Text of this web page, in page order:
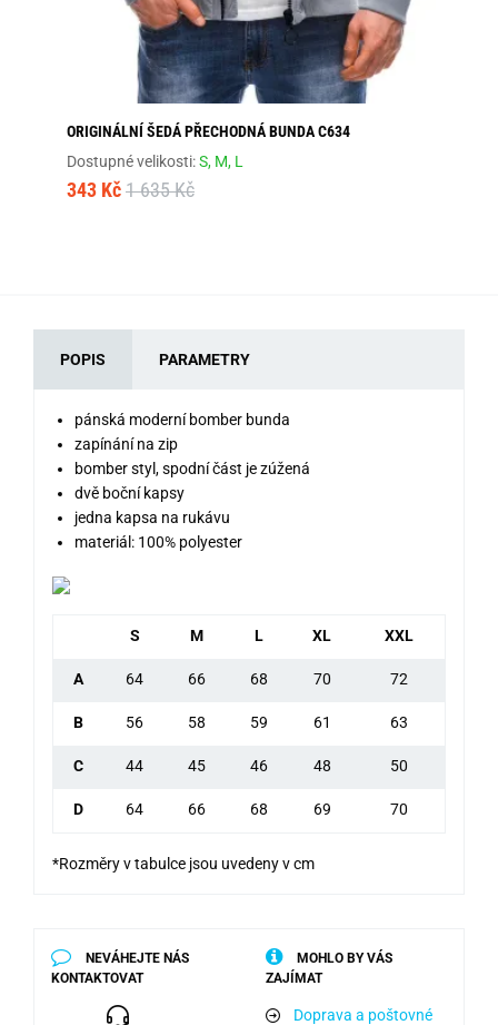
ORIGINÁLNÍ ŠEDÁ PŘECHODNÁ BUNDA C634
Dostupné velikosti:S, M, L
343 Kč 1 635 Kč
POPIS PARAMETRY
pánská moderní bomber bunda
zapínání na zip
bomber styl, spodní část je zúžená
dvě boční kapsy
jedna kapsa na rukávu
materiál: 100% polyester
S M L XL XXL
A 64 66 68 70 72
B 56 58 59 61 63
C 44 45 46 48 50
D 64 66 68 69 70
*Rozměry v tabulce jsou uvedeny v cm
NEVÁHEJTE NÁS
KONTAKTOVAT
MOHLO BY VÁS
ZAJÍMAT
Doprava a poštovné